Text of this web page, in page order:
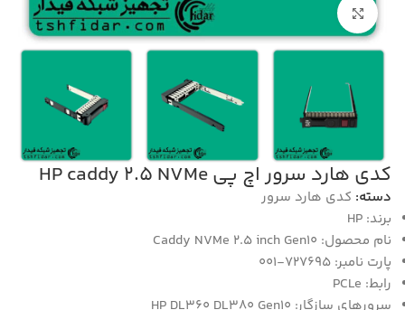
بزرگنمایی تصویر
کدی هارد سرور اچ پی HP caddy 2.5 NVMe
دسته: کدی هارد سرور
برند: HP
نام محصول: Caddy NVMe 2.5 inch Gen10
پارت نامبر: 727695-001
رابط: PCLe